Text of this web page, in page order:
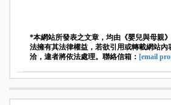
*本網站所發表之文章，均由《嬰兒與母親
法擁有其法律權益，若欲引用或轉載網站內
洽，違者將依法處理。聯絡信箱： [email